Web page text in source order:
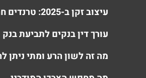
עיצוב זקן ב-2025: טרנדים חמים והתאמה למבנה הפנים.
עורך דין בנקים לתביעת בנק
מה זה לשון הרע ומתי ניתן